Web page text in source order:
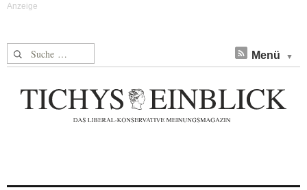
Suche nach: Menü